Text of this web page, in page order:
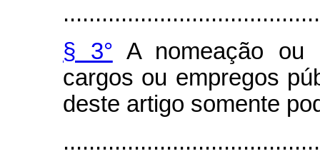
§ 3° A nomeação ou
cargos ou empregos
deste artigo somente